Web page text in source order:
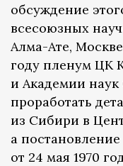
обсуждение
всесоюзных
Алма-Ате,
году пленум ЦК
и Академии
проработать
из Сибири в
а
от 24 мая 1970